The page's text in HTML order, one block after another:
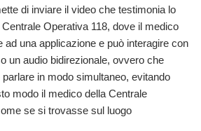
di inviare il video che testimonia lo
Operativa 118, dove il medico
ad una applicazione e può interagire con
un audio bidirezionale, ovvero che
in modo simultaneo, evitando
modo il medico della Centrale
se si trovasse sul luogo